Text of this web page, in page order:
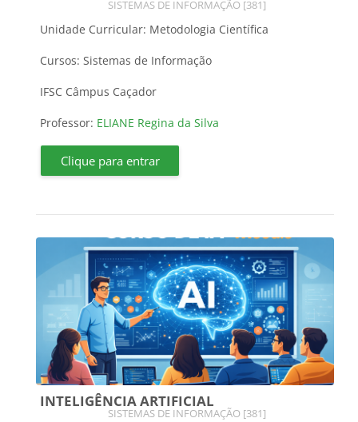
Categoria do curso
SISTEMAS DE INFORMAÇÃO [381]
Unidade Curricular: Metodologia Científica
Cursos: Sistemas de Informação
IFSC Câmpus Caçador
Professor: ELIANE Regina da Silva
Clique para entrar
INTELIGÊNCIA ARTIFICIAL
Categoria do curso
SISTEMAS DE INFORMAÇÃO [381]